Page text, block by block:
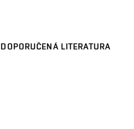
DOPORUČENÁ LITERATURA